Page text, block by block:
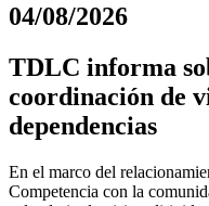
04/08/2026
TDLC informa
coordinación de
dependencias
En el marco del
Competencia con la